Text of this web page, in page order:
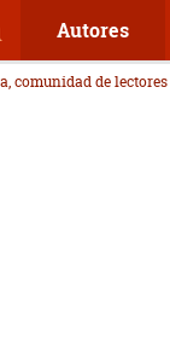
Autores
comunidad de